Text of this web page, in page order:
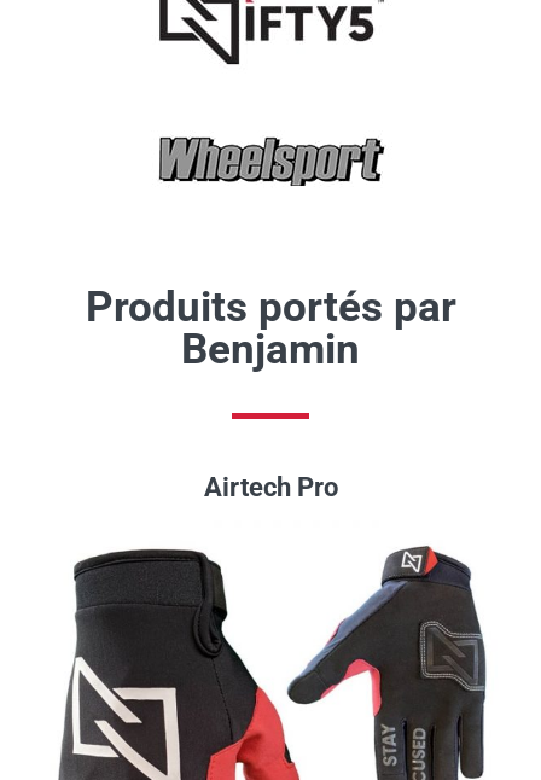
Produits portés par
Benjamin
Airtech Pro